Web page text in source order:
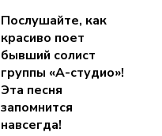
Послушайте, как
красиво поет
бывший солист
группы «А-студио»!
Эта песня
запомнится
навсегда!